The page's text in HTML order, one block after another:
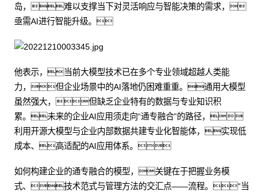
岛，难以支撑当下对灵活响应与智能决策的需求，
亟需AI进行智能升级。
他表示，当前大模型技术已在多个专业领域超越人类能
力，但企业场景中的AI落地仍困难重重。通用大模型
虽然强大，但缺乏企业特有的数据与专业知识积
累。未来的企业AI应用须走向“通专融合”的路径，
利用开源大模型与企业内部数据共建专业化智能体，实现低
成本、高适配的AI应用体系。
如何构建企业的通专融合的模型，关键在于把握业务模
式、技术范式与管理方法的交汇点——流程。“当